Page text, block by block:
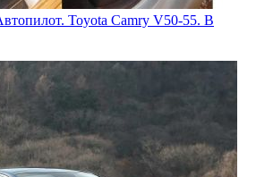
Toyota Camry V50-55. В